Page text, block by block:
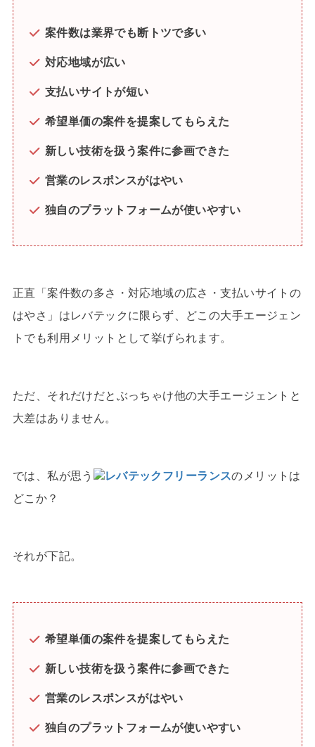
案件数は業界でも断トツで多い
対応地域が広い
支払いサイトが短い
希望単価の案件を提案してもらえた
新しい技術を扱う案件に参画できた
営業のレスポンスがはやい
独自のプラットフォームが使いやすい
正直「案件数の多さ・対応地域の広さ・支払いサイトの
はやさ」はレバテックに限らず、どこの大手エージェン
トでも利用メリットとして挙げられます。
ただ、それだけだとぶっちゃけ他の大手エージェントと
大差はありません。
では、私が思う レバテックフリーランスのメリットは
どこか？
それが下記。
希望単価の案件を提案してもらえた
新しい技術を扱う案件に参画できた
営業のレスポンスがはやい
独自のプラットフォームが使いやすい